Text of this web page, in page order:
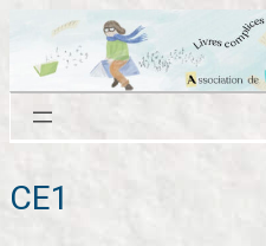
contenu
CE1